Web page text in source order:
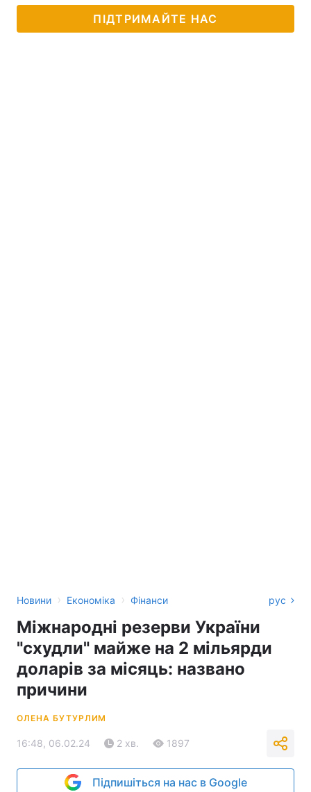
ПІДТРИМАЙТЕ НАС
Новини › Економіка › Фінанси рус
Міжнародні резерви України
"схудли" майже на 2 мільярди
доларів за місяць: названо
причини
ОЛЕНА БУТУРЛИМ
16:48, 06.02.24 2 хв. 1897
Підпишіться на нас в Google